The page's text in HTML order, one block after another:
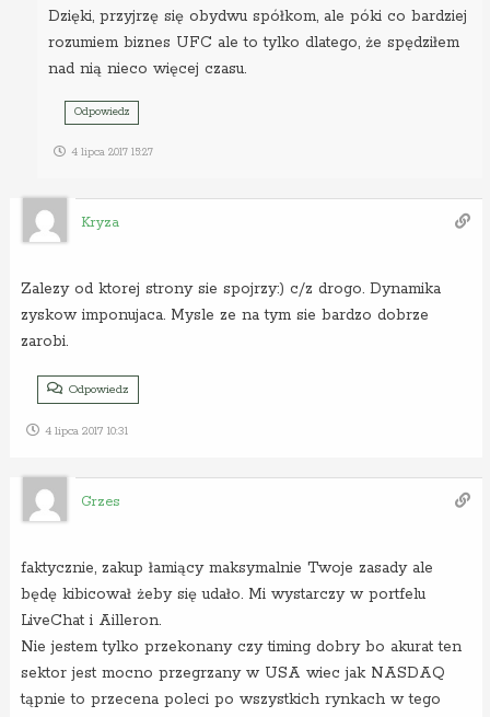
Dzięki, przyjrzę się obydwu spółkom, ale póki co bardziej
rozumiem biznes UFC ale to tylko dlatego, że spędziłem
nad nią nieco więcej czasu.
Odpowiedz
4 lipca 2017 15:27
Kryza
Zalezy od ktorej strony sie spojrzy:) c/z drogo. Dynamika
zyskow imponujaca. Mysle ze na tym sie bardzo dobrze
zarobi.
Odpowiedz
4 lipca 2017 10:31
Grzes
faktycznie, zakup łamiący maksymalnie Twoje zasady ale
będę kibicował żeby się udało. Mi wystarczy w portfelu
LiveChat i Ailleron.
Nie jestem tylko przekonany czy timing dobry bo akurat ten
sektor jest mocno przegrzany w USA wiec jak NASDAQ
tąpnie to przecena poleci po wszystkich rynkach w tego